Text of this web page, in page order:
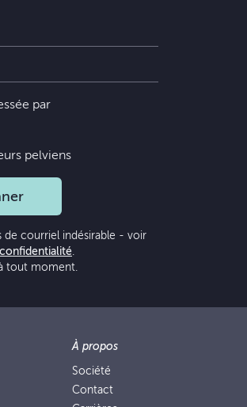
par
pelviens
de courriel indésirable - voir
.
tout moment.
À propos
Société
Contact